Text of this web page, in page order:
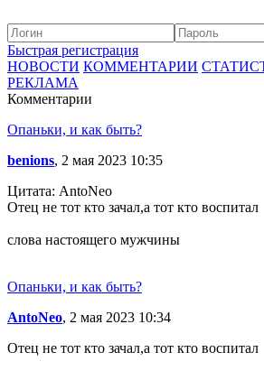
Быстрая регистрация
НОВОСТИ КОММЕНТАРИИ
РЕКЛАМА
Комментарии
Опаньки, и как быть?
benions, 2 мая 2023 10:35
Цитата: AntoNeo
Отец не тот кто зачал,а тот кто воспитал
слова настоящего мужчины
Опаньки, и как быть?
AntoNeo, 2 мая 2023 10:34
Отец не тот кто зачал,а тот кто воспитал